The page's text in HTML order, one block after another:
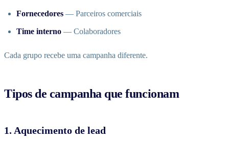
Fornecedores — Parceiros comerciais
Time interno — Colaboradores
Cada grupo recebe uma campanha diferente.
Tipos de campanha que funcionam
1. Aquecimento de lead